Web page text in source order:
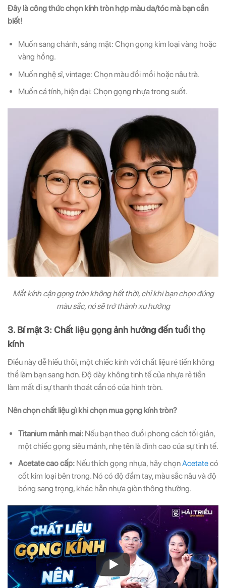
Đây là công thức chọn kính tròn hợp màu da/tóc mà bạn cần
biết!
Muốn sang chảnh, sáng mặt: Chọn gọng kim loại vàng hoặc
vàng hồng.
Muốn nghệ sĩ, vintage: Chọn màu đồi mồi hoặc nâu trà.
Muốn cá tính, hiện đại: Chọn gọng nhựa trong suốt.
Mắt kính cận gọng tròn không hết thời, chỉ khi bạn chọn đúng
màu sắc, nó sẽ trở thành xu hướng
3. Bí mật 3: Chất liệu gọng ảnh hưởng đến tuổi thọ
kính
Điều này dễ hiểu thôi, một chiếc kính với chất liệu rẻ tiền không
thể làm bạn sang hơn. Độ dày không tinh tế của nhựa rẻ tiền
làm mất đi sự thanh thoát cần có của hình tròn.
Nên chọn chất liệu gì khi chọn mua gọng kính tròn?
Titanium mảnh mai:Nếu bạn theo đuổi phong cách tối giản,
một chiếc gọng siêu mảnh, nhẹ tên là đỉnh cao của sự tinh tế.
Acetate cao cấp: Nếu thích gọng nhựa, hãy chọnAcetatecó
cốt kim loại bên trong. Nó có độ đầm tay, màu sắc nâu và độ
bóng sang trọng, khác hẳn nhựa giòn thông thường.